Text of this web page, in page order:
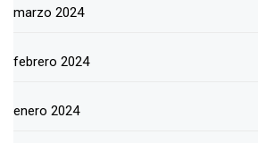
marzo 2024
febrero 2024
enero 2024